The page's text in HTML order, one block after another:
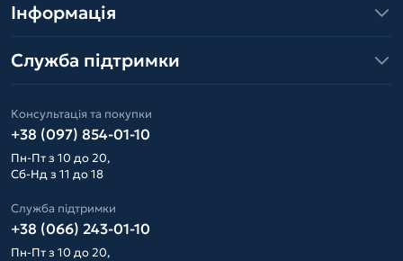
Інформація
Служба підтримки
Консультація та покупки
+38 (097) 854-01-10
Пн-Пт з 10 до 20,
Сб-Нд з 11 до 18
Служба підтримки
+38 (066) 243-01-10
Пн-Пт з 10 до 20,